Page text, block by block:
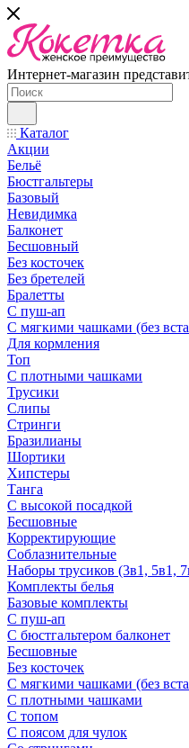
Интернет-магазин
Каталог
Акции
Бельё
Бюстгальтеры
Базовый
Невидимка
Балконет
Бесшовный
Без косточек
Без бретелей
Бралетты
С пуш-ап
С мягкими чашками (без
Для кормления
Топ
С плотными чашками
Трусики
Слипы
Стринги
Бразилианы
Шортики
Хипстеры
Танга
С высокой посадкой
Бесшовные
Корректирующие
Соблазнительные
Наборы трусиков (3в1, 5в1,
Комплекты белья
Базовые комплекты
С пуш-ап
С бюстгальтером балконет
Бесшовные
Без косточек
С мягкими чашками (без
С плотными чашками
С топом
С поясом для чулок